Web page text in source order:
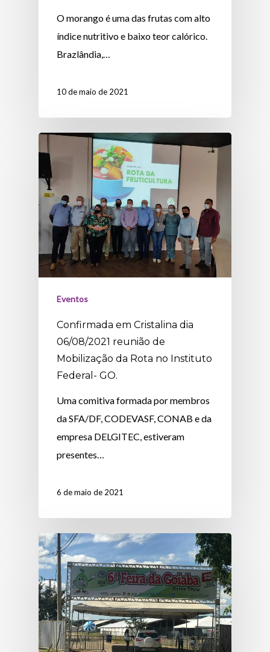
O morango é uma das frutas com alto
índice nutritivo e baixo teor calórico.
Brazlândia,…
10 de maio de 2021
Eventos
Confirmada em Cristalina dia
06/08/2021 reunião de
Mobilização da Rota no Instituto
Federal- GO.
Uma comitiva formada por membros
da SFA/DF, CODEVASF, CONAB e da
empresa DELGITEC, estiveram
presentes…
6 de maio de 2021